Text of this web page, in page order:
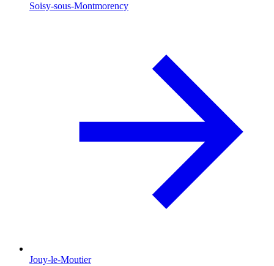
Soisy-sous-Montmorency
Jouy-le-Moutier